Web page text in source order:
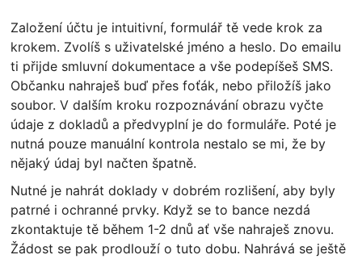
Založení účtu je intuitivní, formulář tě vede krok za
krokem. Zvolíš s uživatelské jméno a heslo. Do emailu
ti přijde smluvní dokumentace a vše podepíšeš SMS.
Občanku nahraješ buď přes foťák, nebo přiložíš jako
soubor. V dalším kroku rozpoznávání obrazu vyčte
údaje z dokladů a předvyplní je do formuláře. Poté je
nutná pouze manuální kontrola nestalo se mi, že by
nějaký údaj byl načten špatně.
Nutné je nahrát doklady v dobrém rozlišení, aby byly
patrné i ochranné prvky. Když se to bance nezdá
zkontaktuje tě během 1-2 dnů ať vše nahraješ znovu.
Žádost se pak prodlouží o tuto dobu. Nahrává se ještě